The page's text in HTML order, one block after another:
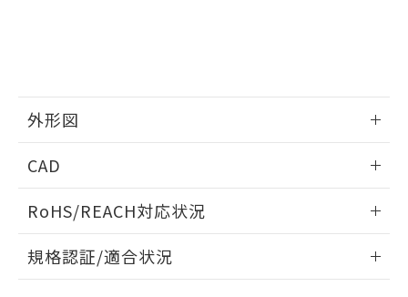
外形図
CAD
ドすることができます。
ログイン/会員登録
RoHS/REACH対応状況
EU RoHS 注意事項・凡例
規格認証/適合状況
示しないようお願いします。
メンバーズにご登録されている必要が
あります。
お客様が当ウェブサイト上で当社にご
登録された部品リストについて、当社
および当社の共同利用者が、当社の製
※2 対応予定月
※3 非含有証明書ダウンロード
「ｅ」：有害物質（10物質）のすべてが基
及ぼさない年数を意味します。
「－」：未確認です。当社販売部門へお問
い合わせください。
当社は、貴社製品を第三者に販売する
り引きをいたしません。
機器販売店・当社販売員にご確
白
情報を公開していない機種